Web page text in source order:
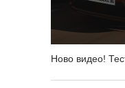
Ново видео!